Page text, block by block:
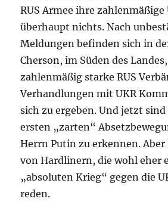
RUS Armee ihre
überhaupt nichts. Nach
Meldungen befinden sich in
Cherson, im Süden des
zahlenmäßig starke RUS
Verhandlungen mit UKR
sich zu ergeben. Und jetzt sind
ersten „zarten“
Herrn Putin zu erkennen.
von Hardlinern, die wohl eher
„absoluten Krieg“ gegen die
reden.